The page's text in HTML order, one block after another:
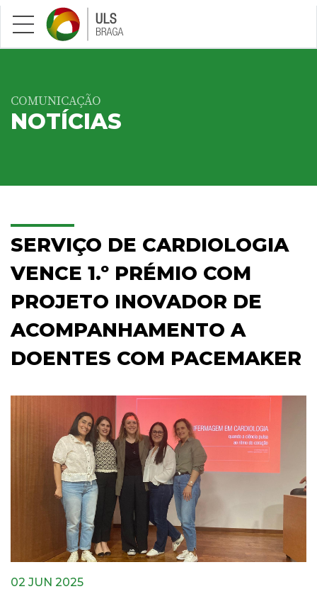
Saltar para conteúdo principal
COMUNICAÇÃO
NOTÍCIAS
SERVIÇO DE CARDIOLOGIA
VENCE 1.º PRÉMIO COM
PROJETO INOVADOR DE
ACOMPANHAMENTO A
DOENTES COM PACEMAKER
02 JUN 2025